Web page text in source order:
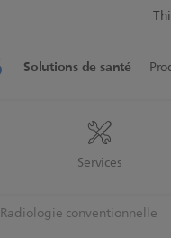
Solutions de santé
Services
Radiologie conventionnelle